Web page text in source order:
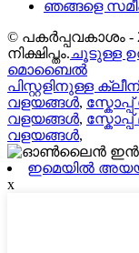
ഞങ്ങളെ
© പകർപ്പവകാശം -
നിക്ഷിപ്തം. ചൂടുള്ള
മൊബൈൽ
പിസ്റ്റളിനുള്ള
വളയങ്ങൾ,
വളയങ്ങൾ, സ്കോപ്പ്
വളയങ്ങൾ,
ഇമെയിൽ
x